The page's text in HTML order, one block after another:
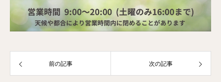
前の記事 次の記事